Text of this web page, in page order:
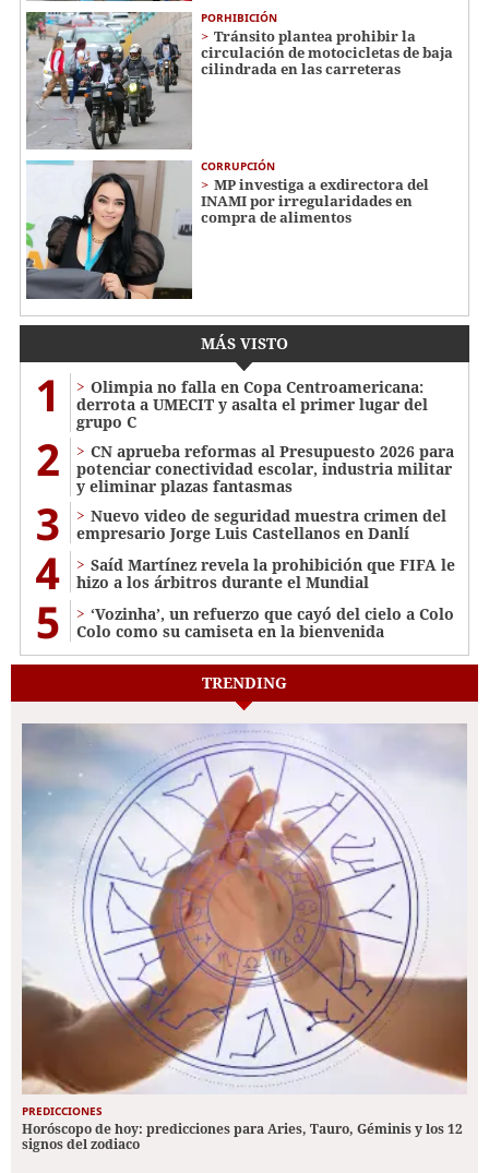
PORHIBICIÓN
Tránsito plantea prohibir la
circulación de motocicletas de baja
cilindrada en las carreteras
CORRUPCIÓN
MP investiga a exdirectora del
INAMI por irregularidades en
compra de alimentos
MÁS VISTO
1
Olimpia no falla en Copa Centroamericana:
derrota a UMECIT y asalta el primer lugar del
grupo C
2
CN aprueba reformas al Presupuesto 2026 para
potenciar conectividad escolar, industria militar
y eliminar plazas fantasmas
3
Nuevo video de seguridad muestra crimen del
empresario Jorge Luis Castellanos en Danlí
4
Saíd Martínez revela la prohibición que FIFA le
hizo a los árbitros durante el Mundial
5
‘Vozinha’, un refuerzo que cayó del cielo a Colo
Colo como su camiseta en la bienvenida
TRENDING
PREDICCIONES
Horóscopo de hoy: predicciones para Aries, Tauro, Géminis y los 12
signos del zodiaco